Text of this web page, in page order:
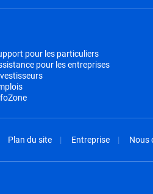
pour les particuliers
pour les entreprises
Plan du site Entreprise Nous